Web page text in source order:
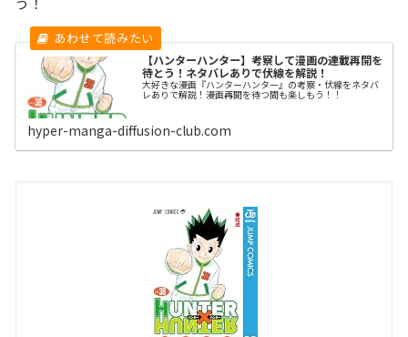
【ハンターハンター】考察して漫画の連載再開を
待とう！ネタバレありで伏線を解説！
大好きな漫画『ハンターハンター』の考察・伏線をネタバ
レありで解説！漫画再開を待つ間も楽しもう！！
hyper-manga-diffusion-club.com